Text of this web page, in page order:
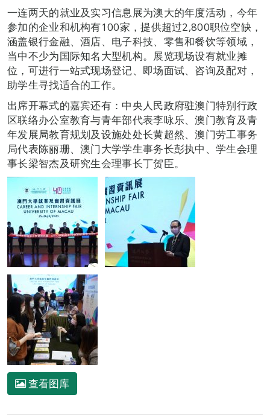
一连两天的就业及实习信息展为澳大的年度活动，今年
参加的企业和机构有100家，提供超过2,800职位空缺，
涵盖银行金融、酒店、电子科技、零售和餐饮等领域，
当中不少为国际知名大型机构。展览现场设有就业摊
位，可进行一站式现场登记、即场面试、咨询及配对，
助学生寻找适合的工作。
出席开幕式的嘉宾还有：中央人民政府驻澳门特别行政
区联络办公室教育与青年部代表李咏乐、澳门教育及青
年发展局教育规划及设施处处长黄超然、澳门劳工事务
局代表陈丽珊、澳门大学学生事务长彭执中、学生会理
事长梁智杰及研究生会理事长丁贺臣。
查看图库